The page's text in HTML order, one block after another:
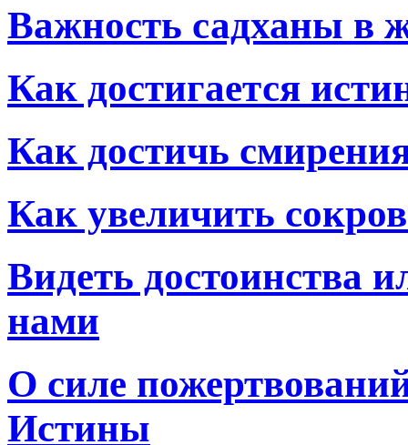
Важность садханы в
Как достигается
Как достичь
Как увеличить
Видеть достоинства
нами
О силе
Истины